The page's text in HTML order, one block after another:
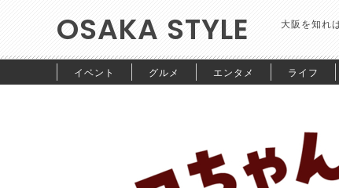
OSAKA STYLE 大阪を知れ
イベント グルメ エンタメ ライフ